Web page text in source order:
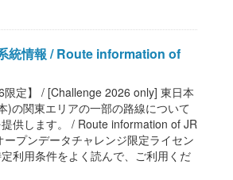
統情報 / Route information of
限定】 / [Challenge 2026 only] 東日本
)の関東エリアの一部の路線について
供します。 / Route information of JR
ープンデータチャレンジ限定ライセン
利用条件をよく読んで、ご利用くだ